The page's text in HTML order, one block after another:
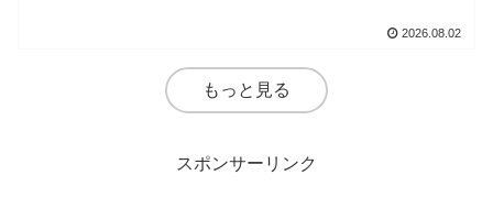
2026.08.02
もっと見る
スポンサーリンク